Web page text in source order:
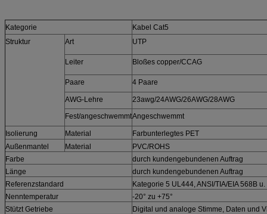
Kategorie
Kabel Cat5
Struktur
Art UTP
Leiter Bloßes copper/CCAG
Paare 4 Paare
AWG-Lehre
23awg/24AWG/26AWG/28AWG
Fest/angeschwemmtAngeschwemmt
Isolierung Material
Farbunterlegtes PET
Außenmantel
Material
PVC/ROHS
Farbe
durch kundengebundenen Auftrag
Länge
durch kundengebundenen Auftrag
Referenzstandard
Kategorie 5 UL444, ANSI/TIA/EIA 568B
Nenntemperatur
-20° zu +75°
Stützt Getriebe
Digital und analoge Stimme, Daten und